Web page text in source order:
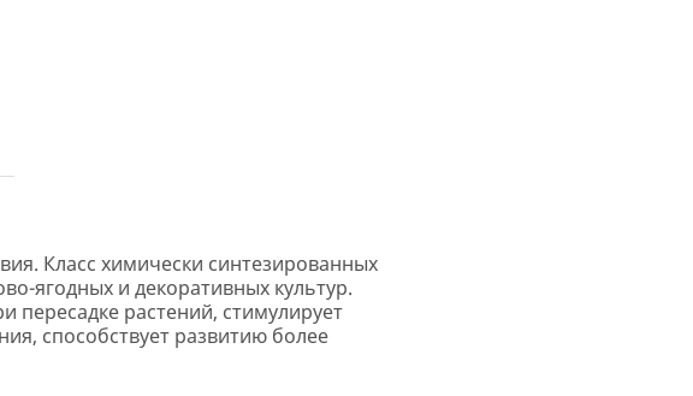
Класс химически синтезированных
ягодных и декоративных культур.
пересадке растений, стимулирует
способствует развитию более